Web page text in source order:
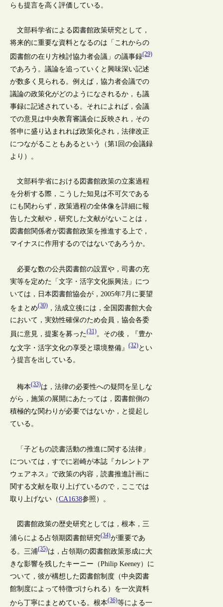
らも提言を高く評価している。
文部科学省による図書館政策研究として，
将来的に重要な資料となるのは「これからの
図書館の在り方検討協力者会議」の議事録(29)
であろう。議論を追っていくと興味深い記述
が数多く見られる。例えば，協力者会議での
議論の政策化がどのようになされるか，も議
事録に記述されている。それによれば，会議
での意見は中央教育審議会に反映され，その
答申に盛り込まれれば政策化され，法律改正
につながることもあるという（第1回の会議録
より）。
文部科学省における図書館政策の立案過程
を分析する際，こうした知見は不可欠である
にも関わらず，政策過程の全体像を詳細に報
告した文献や，研究した文献がないことは，
図書館関係者が図書館政策を推進する上で，
マイナスに作用するのではないであろうか。
必要な数の公共図書館の設置や，司書の充
実等を定めた「文字・活字文化振興法」につ
いては，日本図書館協会が，2005年7月に要望
をまとめ(30)，法成立後には，全国図書館大会
において，実効性確保のため会員，協会各委
員に意見，提案を募った(31)。その後，『豊か
な文字・活字文化の享受と環境整備』(32)とい
う提言を出している。
梅本(33)は，法律の必要性への疑問を呈しな
がら，施策の展開にあたっては，図書館側の
積極的な関わりが必要ではないか，と提起し
ている。
「子どもの読書活動の推進に関する法律」
については，すでに岩崎が本誌『カレントア
ウェアネス』で政策の内容，読書推進計画に
関する文献を取り上げているので，ここでは
取り上げない（CA1638参照）。
図書館政策の歴史研究としては，根本，三
浦らによる占領期図書館研究(34)が重要であ
る。三浦(35)は，占領期の図書館政策形成に大
きな影響を残したキーニー（Philip Keeney）に
ついて，彼が構想した図書館制度（中央図書
館制度によって特徴づけられる）を一次資料
から丁寧にまとめている。根本(36)等による一